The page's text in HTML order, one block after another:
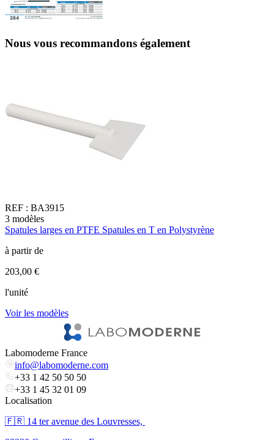
Nous vous recommandons également
REF : BA3915
3 modèles
Spatules larges en PTFE Spatules en T en Polystyrène
à partir de
203,00 €
l'unité
Voir les modèles
Labomoderne France
info@labomoderne.com
+33 1 42 50 50 50
+33 1 45 32 01 09
Localisation
🇫🇷 ​14 ter avenue des Louvresses,